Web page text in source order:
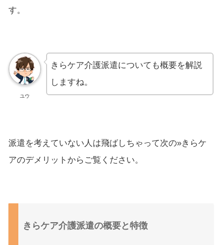
す。
ユウ
きらケア介護派遣についても概要を解説
しますね。
派遣を考えていない人は飛ばしちゃって次の»きらケ
アのデメリットからご覧ください。
きらケア介護派遣の概要と特徴